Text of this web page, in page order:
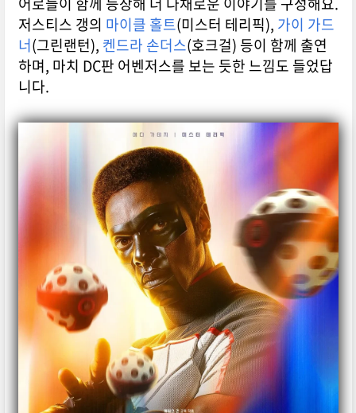
저스티스 갱의 마이클 홀트(미스터 테리픽), 가이 가드
너(그린랜턴), 켄드라 손더스(호크걸) 등이 함께 출연
하며, 마치 DC판 어벤저스를 보는 듯한 느낌도 들었답
니다.